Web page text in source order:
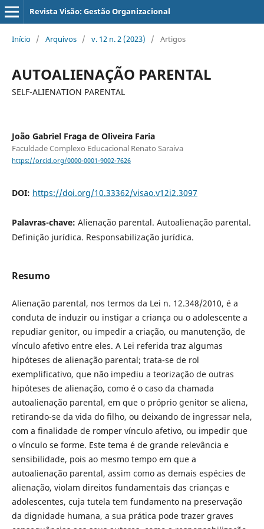
Revista Visão: Gestão Organizacional
Início / Arquivos / v. 12 n. 2 (2023) / Artigos
AUTOALIENAÇÃO PARENTAL
SELF-ALIENATION PARENTAL
João Gabriel Fraga de Oliveira Faria
Faculdade Complexo Educacional Renato Saraiva
https://orcid.org/0000-0001-9002-7626
DOI: https://doi.org/10.33362/visao.v12i2.3097
Palavras-chave: Alienação parental. Autoalienação parental.
Definição jurídica. Responsabilização jurídica.
Resumo
Alienação parental, nos termos da Lei n. 12.348/2010, é a
conduta de induzir ou instigar a criança ou o adolescente a
repudiar genitor, ou impedir a criação, ou manutenção, de
vínculo afetivo entre eles. A Lei referida traz algumas
hipóteses de alienação parental; trata-se de rol
exemplificativo, que não impediu a teorização de outras
hipóteses de alienação, como é o caso da chamada
autoalienação parental, em que o próprio genitor se aliena,
retirando-se da vida do filho, ou deixando de ingressar nela,
com a finalidade de romper vínculo afetivo, ou impedir que
o vínculo se forme. Este tema é de grande relevância e
sensibilidade, pois ao mesmo tempo em que a
autoalienação parental, assim como as demais espécies de
alienação, violam direitos fundamentais das crianças e
adolescentes, cuja tutela tem fundamento na preservação
da dignidade humana, a sua prática pode trazer graves